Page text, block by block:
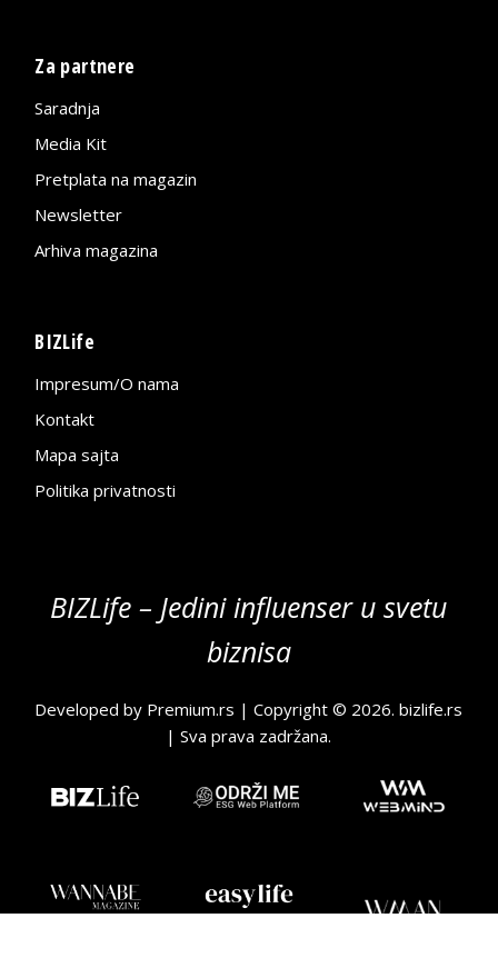
Za partnere
Saradnja
Media Kit
Pretplata na magazin
Newsletter
Arhiva magazina
BIZLife
Impresum/O nama
Kontakt
Mapa sajta
Politika privatnosti
BIZLife – Jedini influenser u svetu
biznisa
Developed by Premium.rs | Copyright © 2026.bizlife.rs
| Sva prava zadržana.